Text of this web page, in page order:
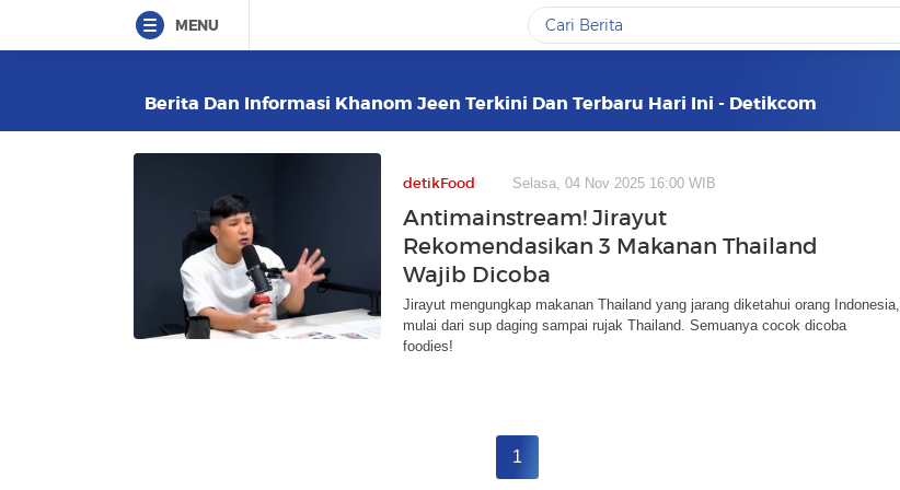
MENU
Berita Dan Informasi Khanom Jeen Terkini Dan Terbaru Hari Ini - Detikcom
detikFood Selasa, 04 Nov 2025 16:00 WIB
Antimainstream! Jirayut
Rekomendasikan 3 Makanan Thailand
Wajib Dicoba
Jirayut mengungkap makanan Thailand yang jarang diketahui orang Indonesia,
mulai dari sup daging sampai rujak Thailand. Semuanya cocok dicoba
foodies!
1